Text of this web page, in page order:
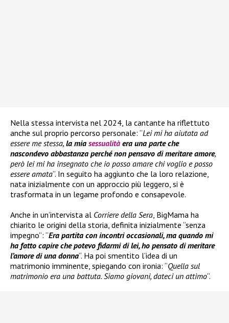
Nella stessa intervista nel 2024, la cantante ha riflettuto
anche sul proprio percorso personale: “Lei mi ha aiutata ad
essere me stessa, la mia sessualità era una parte che
nascondevo abbastanza perché non pensavo di meritare amore,
però lei mi ha insegnato che io posso amare chi voglio e posso
essere amata“. In seguito ha aggiunto che la loro relazione,
nata inizialmente con un approccio più leggero, si è
trasformata in un legame profondo e consapevole.
Anche in un’intervista al Corriere della Sera, BigMama ha
chiarito le origini della storia, definita inizialmente “senza
impegno”: “Era partita con incontri occasionali, ma quando mi
ha fatto capire che potevo fidarmi di lei, ho pensato di meritare
l’amore di una donna“. Ha poi smentito l’idea di un
matrimonio imminente, spiegando con ironia: “Quella sul
matrimonio era una battuta. Siamo giovani, dateci un attimo“.